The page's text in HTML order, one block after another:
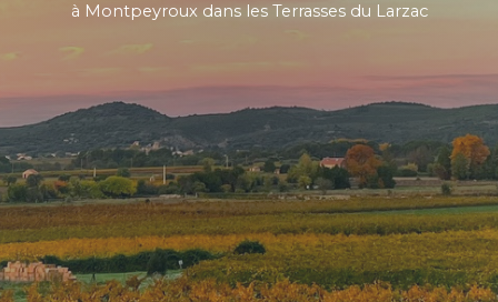
à Montpeyroux dans les Terrasses du Larzac